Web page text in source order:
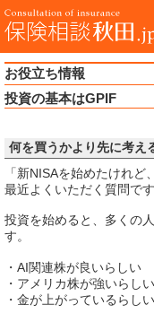
お役立ち情報
投資の基本はGPIF
何を買うかより先に考え
「新NISAを始めたけれど
最近よくいただく質問です
投資を始めると、多くの
す。
・AI関連株が良いらしい
・アメリカ株が強いらしい
・金が上がっているらしい